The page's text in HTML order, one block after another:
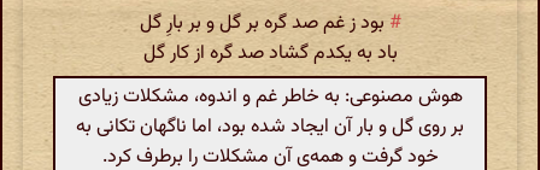
# بود ز غم صد گره بر گل و بر بارِ گل
باد به یکدم گشاد صد گره از کار گل
هوش مصنوعی: به خاطر غم و اندوه، مشکلات زیادی
بر روی گل و بار آن ایجاد شده بود، اما ناگهان تکانی به
خود گرفت و همه‌ی آن مشکلات را برطرف کرد.